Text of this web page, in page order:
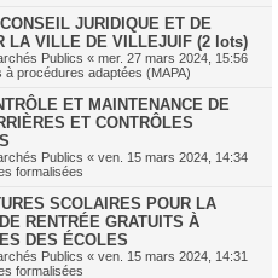
JURIDIQUE ET DE
LA VILLE DE VILLEJUIF (2 lots)
Publics « mer. 27 mars 2024, 15:56
procédures adaptées (MAPA)
ET MAINTENANCE DE
ET CONTRÔLES
Publics « ven. 15 mars 2024, 14:34
formalisées
SCOLAIRES POUR LA
RENTRÉE GRATUITS À
DES ÉCOLES
Publics « ven. 15 mars 2024, 14:31
formalisées